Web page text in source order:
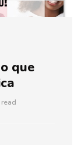
que
read